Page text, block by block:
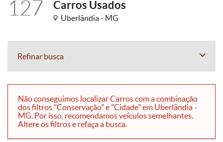
127 Carros Usados
Uberlândia - MG
Refinar busca
Não conseguimos localizar Carros com a combinação
dos filtros "Conservação" e "Cidade" em Uberlândia -
MG. Por isso, recomendamos veículos semelhantes.
Altere os filtros e refaça a busca.